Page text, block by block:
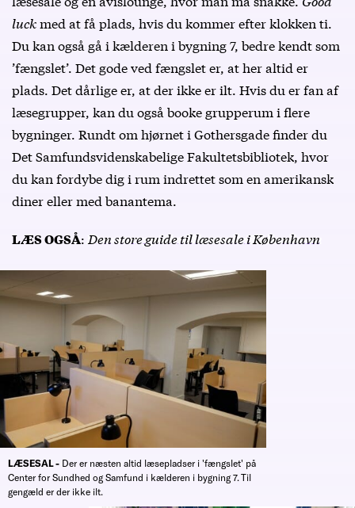
luckmed at få plads, hvis du kommer efter klokken ti.
Du kan også gå i kælderen i bygning 7, bedre kendt som
’fængslet’. Det gode ved fængslet er, at her altid er
plads. Det dårlige er, at der ikke er ilt. Hvis du er fan af
læsegrupper, kan du også booke grupperum i flere
bygninger. Rundt om hjørnet i Gothersgade finder du
Det Samfundsvidenskabelige Fakultetsbibliotek, hvor
du kan fordybe dig i rum indrettet som en amerikansk
diner eller med banantema.
LÆS OGSÅ: Den store guide til læsesale i København
LÆSESAL - Der er næsten altid læsepladser i 'fængslet' på
Center for Sundhed og Samfund i kælderen i bygning 7. Til
gengæld er der ikke ilt.